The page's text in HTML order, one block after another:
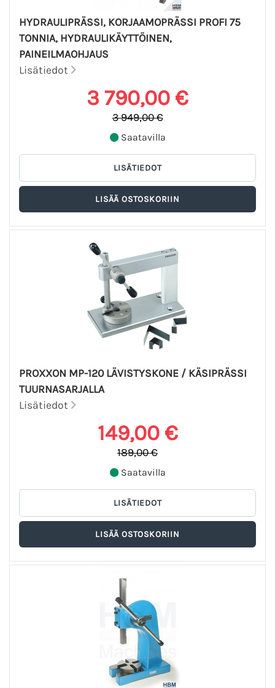
HYDRAULIPRÄSSI, KORJAAMOPRÄSSI PROFI 75
TONNIA, HYDRAULIKÄYTTÖINEN,
PAINEILMAOHJAUS
Lisätiedot
3 790,00 €
3 949,00 €
Saatavilla
PROXXON MP-120 LÄVISTYSKONE / KÄSIPRÄSSI
TUURNASARJALLA
Lisätiedot
149,00 €
189,00 €
Saatavilla